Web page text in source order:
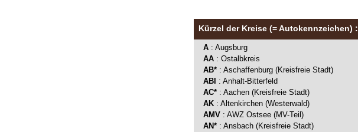
Kürzel der Kreise (= Autokennzeichen) :
A : Augsburg
AA : Ostalbkreis
AB* : Aschaffenburg (Kreisfreie Stadt)
ABI : Anhalt-Bitterfeld
AC* : Aachen (Kreisfreie Stadt)
AK : Altenkirchen (Westerwald)
AMV : AWZ Ostsee (MV-Teil)
AN* : Ansbach (Kreisfreie Stadt)